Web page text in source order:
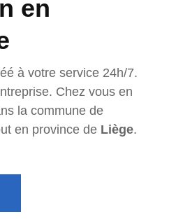
en
à votre service 24h/7.
Chez vous en
la commune de
en province de Liège.